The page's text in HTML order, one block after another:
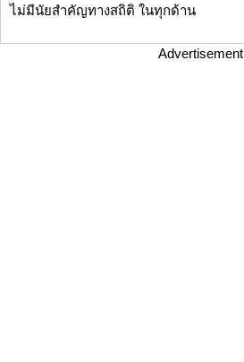
ไม่มีนัยสำคัญทางสถิติ ในทุกด้าน
Advertisement